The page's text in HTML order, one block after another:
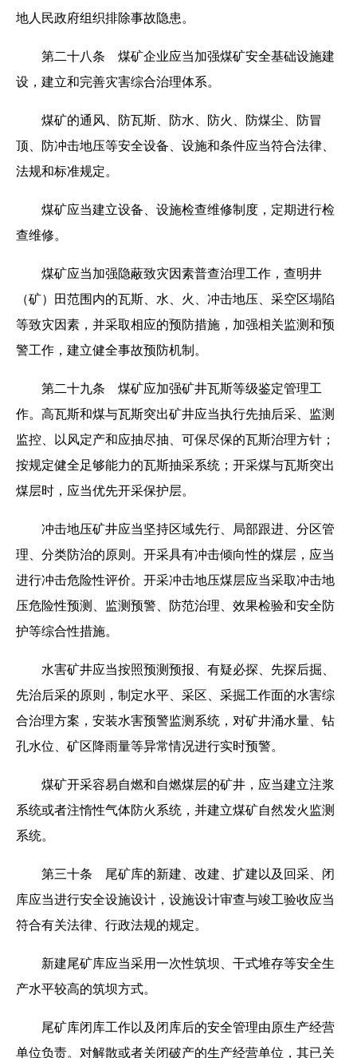
地人民政府组织排除事故隐患。
第二十八条 煤矿企业应当加强煤矿安全基础设施建
设，建立和完善灾害综合治理体系。
煤矿的通风、防瓦斯、防水、防火、防煤尘、防冒
顶、防冲击地压等安全设备、设施和条件应当符合法律、
法规和标准规定。
煤矿应当建立设备、设施检查维修制度，定期进行检
查维修。
煤矿应当加强隐蔽致灾因素普查治理工作，查明井
（矿）田范围内的瓦斯、水、火、冲击地压、采空区塌陷
等致灾因素，并采取相应的预防措施，加强相关监测和预
警工作，建立健全事故预防机制。
第二十九条 煤矿应加强矿井瓦斯等级鉴定管理工
作。高瓦斯和煤与瓦斯突出矿井应当执行先抽后采、监测
监控、以风定产和应抽尽抽、可保尽保的瓦斯治理方针；
按规定健全足够能力的瓦斯抽采系统；开采煤与瓦斯突出
煤层时，应当优先开采保护层。
冲击地压矿井应当坚持区域先行、局部跟进、分区管
理、分类防治的原则。开采具有冲击倾向性的煤层，应当
进行冲击危险性评价。开采冲击地压煤层应当采取冲击地
压危险性预测、监测预警、防范治理、效果检验和安全防
护等综合性措施。
水害矿井应当按照预测预报、有疑必探、先探后掘、
先治后采的原则，制定水平、采区、采掘工作面的水害综
合治理方案，安装水害预警监测系统，对矿井涌水量、钻
孔水位、矿区降雨量等异常情况进行实时预警。
煤矿开采容易自燃和自燃煤层的矿井，应当建立注浆
系统或者注惰性气体防火系统，并建立煤矿自然发火监测
系统。
第三十条 尾矿库的新建、改建、扩建以及回采、闭
库应当进行安全设施设计，设施设计审查与竣工验收应当
符合有关法律、行政法规的规定。
新建尾矿库应当采用一次性筑坝、干式堆存等安全生
产水平较高的筑坝方式。
尾矿库闭库工作以及闭库后的安全管理由原生产经营
单位负责。对解散或者关闭破产的生产经营单位，其已关